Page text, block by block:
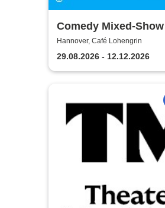
Comedy Mixed-Show
Hannover / STEH AUF
COMEDY
Hannover, Café Lohengrin
29.08.2026 - 12.12.2026